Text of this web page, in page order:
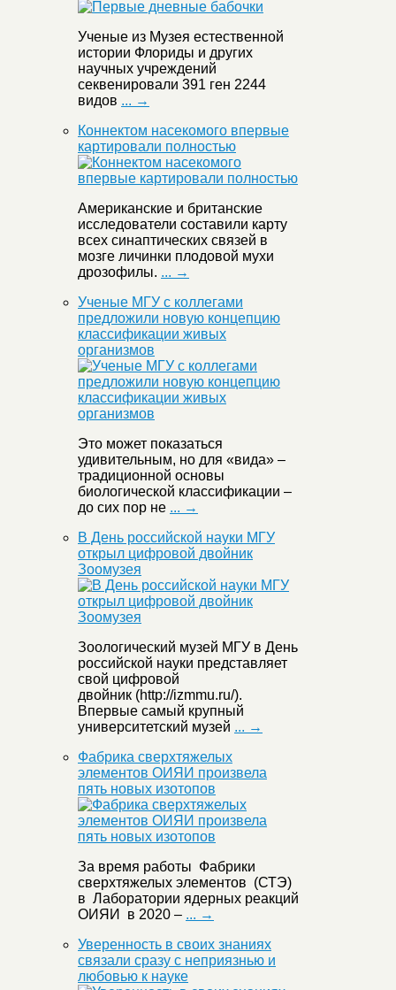
Ученые из Музея естественной
истории Флориды и других
научных учреждений
секвенировали 391 ген 2244
видов ... →
Коннектом насекомого впервые
картировали полностью
Американские и британские
исследователи составили карту
всех синаптических связей в
мозге личинки плодовой мухи
дрозофилы. ... →
Ученые МГУ с коллегами
предложили новую концепцию
классификации живых
организмов
Это может показаться
удивительным, но для «вида» –
традиционной основы
биологической классификации –
до сих пор не ... →
В День российской науки МГУ
открыл цифровой двойник
Зоомузея
Зоологический музей МГУ в День
российской науки представляет
свой цифровой
двойник (http://izmmu.ru/).
Впервые самый крупный
университетский музей ... →
Фабрика сверхтяжелых
элементов ОИЯИ произвела
пять новых изотопов
За время работы Фабрики
сверхтяжелых элементов (СТЭ)
в Лаборатории ядерных реакций
ОИЯИ в 2020 – ... →
Уверенность в своих знаниях
связали сразу с неприязнью и
любовью к науке